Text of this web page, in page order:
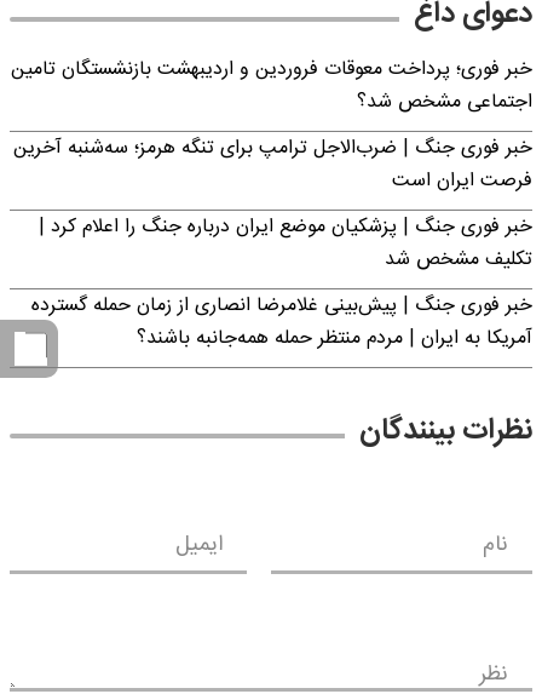
دعوای داغ
خبر فوری؛ پرداخت معوقات فروردین و اردیبهشت بازنشستگان تامین
اجتماعی مشخص شد؟
خبر فوری جنگ | ضرب‌الاجل ترامپ برای تنگه هرمز؛ سه‌شنبه آخرین
فرصت ایران است
خبر فوری جنگ | پزشکیان موضع ایران درباره جنگ را اعلام کرد |
تکلیف مشخص شد
خبر فوری جنگ | پیش‌بینی غلامرضا انصاری از زمان حمله گسترده
آمریکا به ایران | مردم منتظر حمله همه‌جانبه باشند؟
نظرات بینندگان
نام ایمیل
نظر